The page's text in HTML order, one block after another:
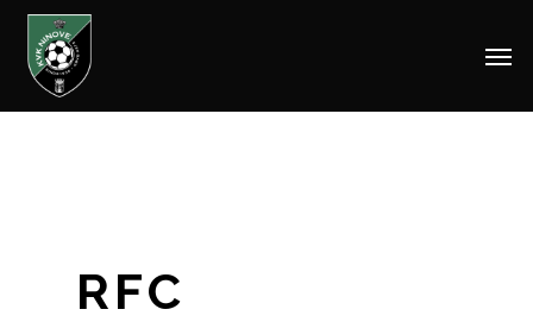
Skip
RFC